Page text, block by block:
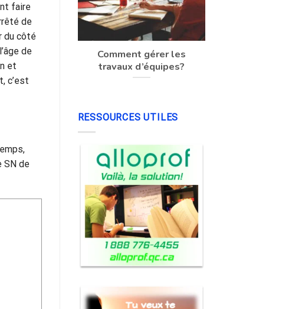
faire
de
du côté
de
et
c’est
SN de
Comment gérer les
travaux d’équipes?
RESSOURCES UTILES